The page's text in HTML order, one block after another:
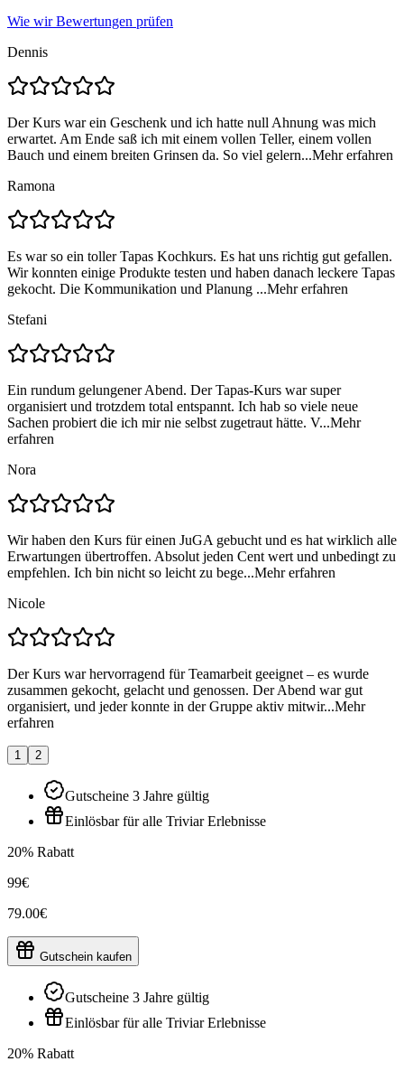
Wie wir Bewertungen prüfen
Dennis
Der Kurs war ein Geschenk und ich hatte null Ahnung was mich
erwartet. Am Ende saß ich mit einem vollen Teller, einem vollen
Bauch und einem breiten Grinsen da. So viel gelern...Mehr erfahren
Ramona
Es war so ein toller Tapas Kochkurs. Es hat uns richtig gut gefallen.
Wir konnten einige Produkte testen und haben danach leckere Tapas
gekocht. Die Kommunikation und Planung ...Mehr erfahren
Stefani
Ein rundum gelungener Abend. Der Tapas-Kurs war super
organisiert und trotzdem total entspannt. Ich hab so viele neue
Sachen probiert die ich mir nie selbst zugetraut hätte. V...Mehr
erfahren
Nora
Wir haben den Kurs für einen JuGA gebucht und es hat wirklich alle
Erwartungen übertroffen. Absolut jeden Cent wert und unbedingt zu
empfehlen. Ich bin nicht so leicht zu bege...Mehr erfahren
Nicole
Der Kurs war hervorragend für Teamarbeit geeignet – es wurde
zusammen gekocht, gelacht und genossen. Der Abend war gut
organisiert, und jeder konnte in der Gruppe aktiv mitwir...Mehr
erfahren
1 2
Gutscheine 3 Jahre gültig
Einlösbar für alle Triviar Erlebnisse
20% Rabatt
99€
79.00€
Gutschein kaufen
Gutscheine 3 Jahre gültig
Einlösbar für alle Triviar Erlebnisse
20% Rabatt